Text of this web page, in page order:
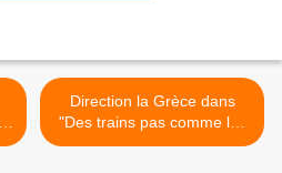
Direction la Grèce dans
"Des trains pas comme les
autres" ce soir sur France 5